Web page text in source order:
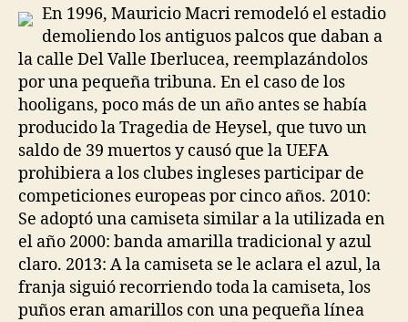
En 1996, Mauricio Macri remodeló el estadio
demoliendo los antiguos palcos que daban a
la calle Del Valle Iberlucea, reemplazándolos
por una pequeña tribuna. En el caso de los
hooligans, poco más de un año antes se había
producido la Tragedia de Heysel, que tuvo un
saldo de 39 muertos y causó que la UEFA
prohibiera a los clubes ingleses participar de
competiciones europeas por cinco años. 2010:
Se adoptó una camiseta similar a la utilizada en
el año 2000: banda amarilla tradicional y azul
claro. 2013: A la camiseta se le aclara el azul, la
franja siguió recorriendo toda la camiseta, los
puños eran amarillos con una pequeña línea